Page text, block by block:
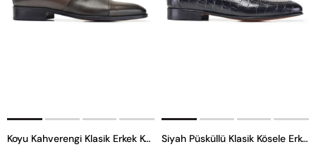
Koyu Kahverengi Klasik Erkek Kösele Ayakkabı Siyah Püsküllü Klasik Kösele Erkek Loafer Ayakkabı